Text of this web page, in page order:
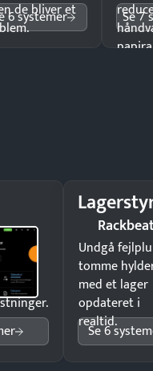
de bliver et
6 systemer Se 7
7 til
Undgå
tomme
med et lager
opdateret i
realtid.
Se 6